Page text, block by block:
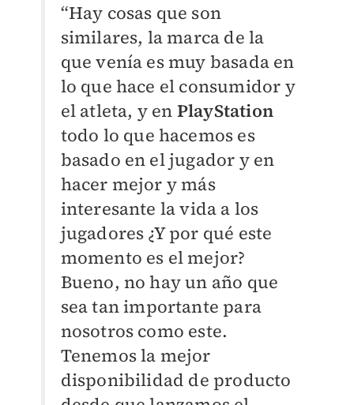
“Hay cosas que son
similares, la marca de la
que venía es muy basada en
lo que hace el consumidor y
el atleta, y en PlayStation
todo lo que hacemos es
basado en el jugador y en
hacer mejor y más
interesante la vida a los
jugadores ¿Y por qué este
momento es el mejor?
Bueno, no hay un año que
sea tan importante para
nosotros como este.
Tenemos la mejor
disponibilidad de producto